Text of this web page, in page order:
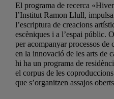
El programa de recerca
l’Institut Ramon Llull,
l’escriptura de creacions
escèniques i a l’espai públic.
per acompanyar processos de
en la innovació de les arts de
hi ha un programa de
el corpus de les
que s’organitzen assajos